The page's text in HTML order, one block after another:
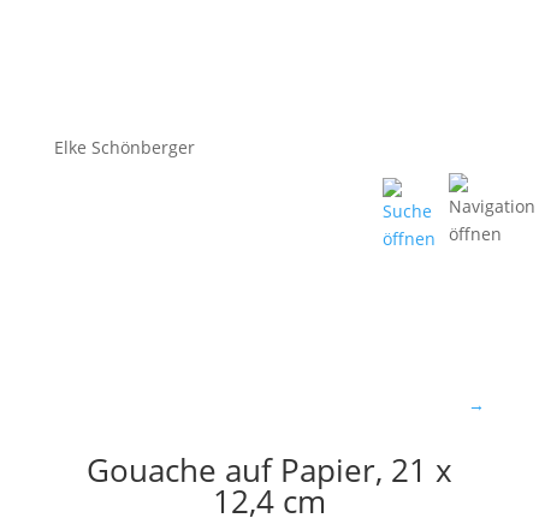
Elke Schönberger
→
Gouache auf Papier, 21 x
12,4 cm